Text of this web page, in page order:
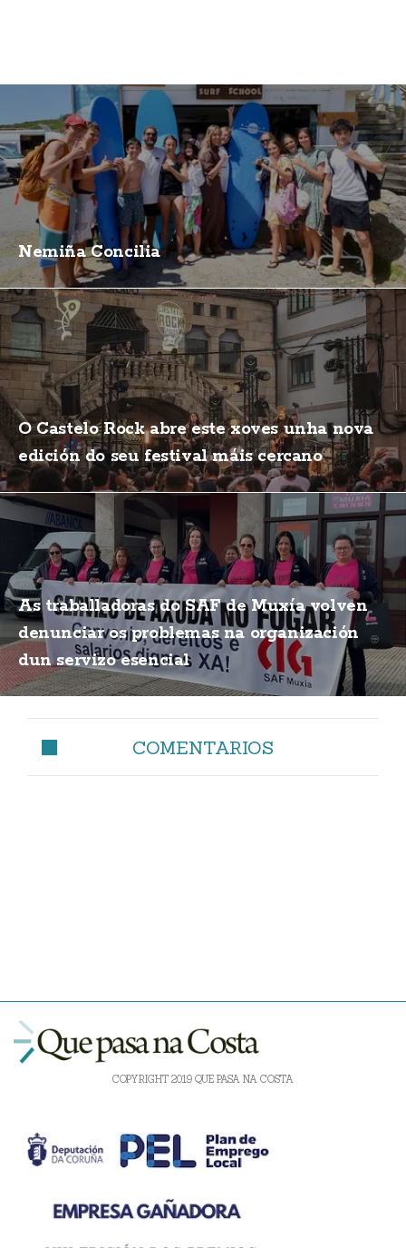
Nemiña Concilia
O Castelo Rock abre este xoves unha nova
edición do seu festival máis cercano
As traballadoras do SAF de Muxía volven
denunciar os problemas na organización
dun servizo esencial
COMENTARIOS
COPYRIGHT 2019 QUE PASA NA COSTA